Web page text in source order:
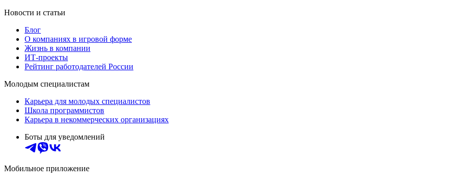
Новости и статьи
Блог
О компаниях в игровой форме
Жизнь в компании
ИТ-проекты
Рейтинг работодателей России
Молодым специалистам
Карьера для молодых специалистов
Школа программистов
Карьера в некоммерческих организациях
Боты для уведомлений
Мобильное приложение